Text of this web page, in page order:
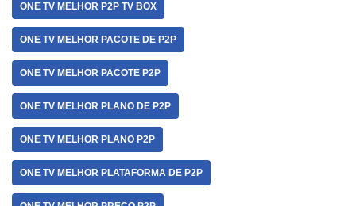
ONE TV MELHOR P2P TV BOX
ONE TV MELHOR PACOTE DE P2P
ONE TV MELHOR PACOTE P2P
ONE TV MELHOR PLANO DE P2P
ONE TV MELHOR PLANO P2P
ONE TV MELHOR PLATAFORMA DE P2P